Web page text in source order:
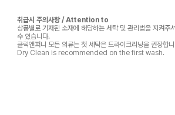
취급시 주의사항 / Attention to
상품별로 기재된 소재에 해당하는 세탁 및 관리법을 지켜주
수 있습니다.
클릭앤퍼니 모든 의류는 첫 세탁은 드라이크리닝을 권장합
Dry Clean is recommended on the first wash.